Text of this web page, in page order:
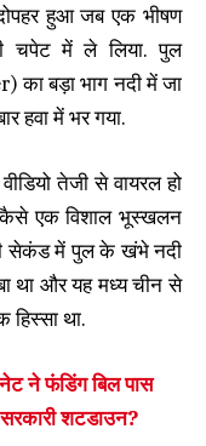
हुआ जब एक भीषण
में ले लिया. पुल
बड़ा भाग नदी में जा
हवा में भर गया.
तेजी से वायरल हो
कैसे एक विशाल भूस्खलन
सेकंड में पुल के खंभे नदी
था और यह मध्य चीन से
हिस्सा था.
ने फंडिंग बिल पास
शटडाउन?